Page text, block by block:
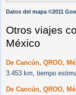
Datos del mapa ©2011
Otros viajes
México
De Cancún, QROO,
3.453 km, tiempo
De Cancún, QROO,